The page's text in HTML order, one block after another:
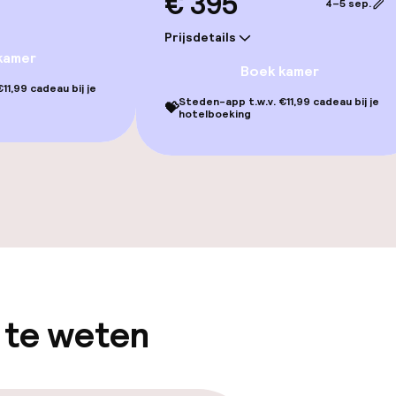
cadeau bij je
Prijsdetails
4–5 sep.
Boek kamer
💝Steden-app t.w.v. €11,99 cadeau bij je
hotelboeking
te weten